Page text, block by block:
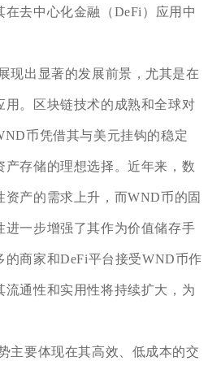
在去中心化金融（DeFi）应用中
现出显著的发展前景，尤其是在
用。区块链技术的成熟和全球对
币凭借其与美元挂钩的稳定
产存储的理想选择。近年来，数
资产的需求上升，而WND币的固
进一步增强了其作为价值储存手
的商家和DeFi平台接受WND币作
流通性和实用性将持续扩大，为
主要体现在其高效、低成本的交